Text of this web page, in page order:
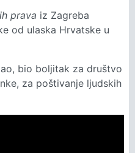
prava iz Zagreba
od ulaska Hrvatske u
bio boljitak za društvo
za poštivanje ljudskih